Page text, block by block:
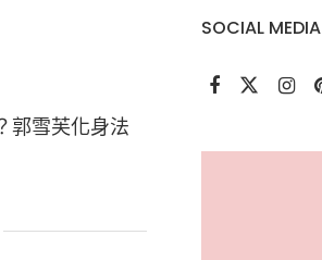
郭雪芙化身法
SOCIAL MEDIA